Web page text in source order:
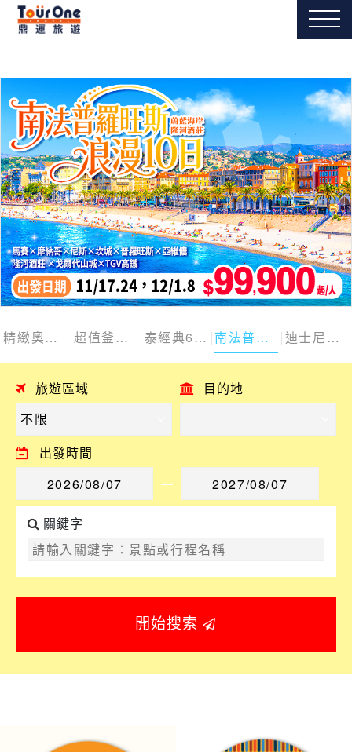
精緻奧捷斯匈四國 超值釜慶邱 泰經典6日 南法普羅旺斯10日 迪士尼探險號
旅遊區域 目的地
出發時間
關鍵字
開始搜索